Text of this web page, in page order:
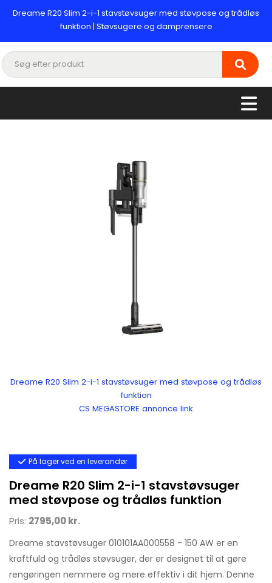
Dreame R20 Slim 2-i-1 stavstøvsuger med støvpose og trådløs
funktion | Støvsugere og damprensere
Dreame R20 Slim 2-i-1 stavstøvsuger med støvpose og trådløs
funktion
CS MEGASTORE annonce link
På lager ved en leverandør
Dreame R20 Slim 2-i-1 stavstøvsuger
med støvpose og trådløs funktion
Pris: 2795,00 kr.
Dreame stavstøvsuger 010101AA000558 - 150 AW er en
kraftfuld og trådløs støvsuger, der er designet til at gøre
rengøringen nemmere og mere effektiv i dit hjem. Denne